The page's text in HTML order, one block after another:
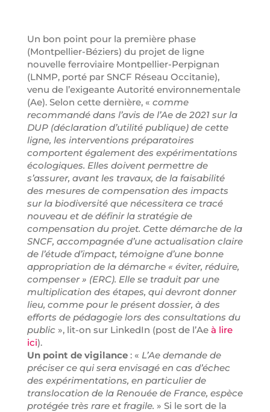
Un bon point pour la première phase
(Montpellier-Béziers) du projet de ligne
nouvelle ferroviaire Montpellier-Perpignan
(LNMP, porté par SNCF Réseau Occitanie),
venu de l’exigeante Autorité environnementale
(Ae). Selon cette dernière, « comme
recommandé dans l’avis de l’Ae de 2021 sur la
DUP (déclaration d’utilité publique) de cette
ligne, les interventions préparatoires
comportent également des expérimentations
écologiques. Elles doivent permettre de
s’assurer, avant les travaux, de la faisabilité
des mesures de compensation des impacts
sur la biodiversité que nécessitera ce tracé
nouveau et de définir la stratégie de
compensation du projet. Cette démarche de la
SNCF, accompagnée d’une actualisation claire
de l’étude d’impact, témoigne d’une bonne
appropriation de la démarche « éviter, réduire,
compenser » (ERC). Elle se traduit par une
multiplication des étapes, qui devront donner
lieu, comme pour le présent dossier, à des
efforts de pédagogie lors des consultations du
public», lit-on sur LinkedIn (post de l’Ae à lire
ici).
Un point de vigilance: « L’Ae demande de
préciser ce qui sera envisagé en cas d’échec
des expérimentations, en particulier de
translocation de la Renouée de France, espèce
protégée très rare et fragile. » Si le sort de la